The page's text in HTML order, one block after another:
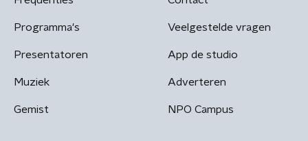
Programma's
Presentatoren
Muziek
Gemist
Veelgestelde vragen
App de studio
Adverteren
NPO Campus